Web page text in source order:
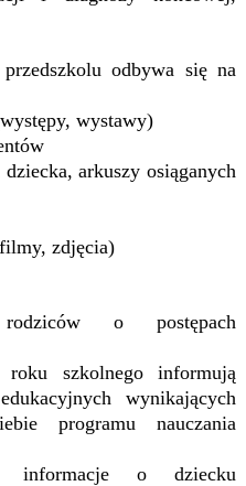
odbywa się na
wystawy)
arkuszy osiąganych
zdjęcia)
o postępach
szkolnego informują
wynikających
programu nauczania
informacje o dziecku